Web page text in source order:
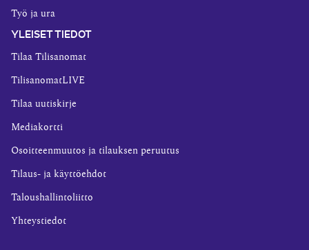
Työ ja ura
YLEISET TIEDOT
Tilaa Tilisanomat
TilisanomatLIVE
Tilaa uutiskirje
Mediakortti
Osoitteenmuutos ja tilauksen peruutus
Tilaus- ja käyttöehdot
Taloushallintoliitto
Yhteystiedot